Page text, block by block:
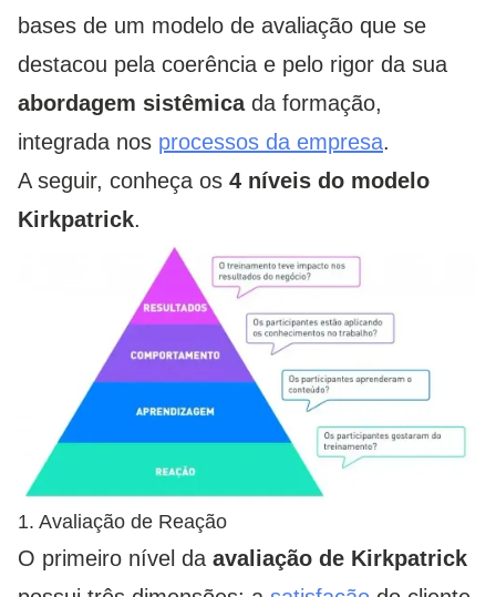
bases de um modelo de avaliação que se
destacou pela coerência e pelo rigor da sua
abordagem sistêmicada formação,
integrada nos processos da empresa.
A seguir, conheça os 4 níveis do modelo
Kirkpatrick.
1. Avaliação de Reação
O primeiro nível da avaliação de Kirkpatrick